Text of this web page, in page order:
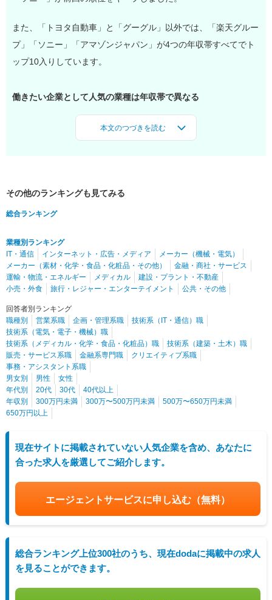
また、「トヨタ自動車」と「グーグル」以外では、「楽天グルー
プ」「ソニー」「アマゾンジャパン」が4つの年収帯すべてでト
ップ10入りしています。
働きたい企業として人気の業種は年収帯で異なる
その他のランキングも見てみる
総合ランキング
業種別ランキング
IT・通信
インターネット・広告・メディア
メーカー（機械・電気）
メーカー（素材・化学・食品・化粧品・その他）
金融・商社・サービス
運輸・物流・エネルギー
メディカル
建設・プラント・不動産
小売・外食
旅行・レジャー・エンターテイメント 公共・その他
回答者別ランキング
職種別
営業系職 企画・管理系職
技術系（IT・通信）職
技術系（電気・電子・機械）職
技術系（メディカル・化学・食品・化粧品）職
技術系（建築・土木）職
販売・サービス系職
金融系専門職
クリエイティブ系職
事務・アシスタント系職
男女別
男性
女性
年代別
20代 30代
40代以上
年収別
300万円未満 300万〜500万円未満
500万〜650万円未満
650万円以上
現在サイトに掲載されていない人気企業を含め、あなたに
合った求人を厳選してご紹介します。
エージェントサービスに申し込む （無料）
総合ランキング上位300社のうち、現在dodaに掲載中の求人
を見ることができます。